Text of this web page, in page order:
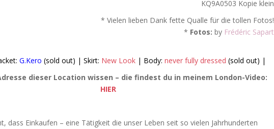
* Vielen lieben Dank fette Qualle für die tollen Fotos!
* Fotos: by Frédéric Sapart
G.Kero (sold out) | Skirt: New Look | Body: never fully dressed (sold out) |
dieser Location wissen – die findest du in meinem London-Video:
HIER
dass Einkaufen – eine Tätigkeit die unser Leben seit so vielen Jahrhunderten